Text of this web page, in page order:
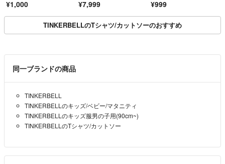
¥1,000 ¥7,999 ¥999
TINKERBELLのTシャツ/カットソーのおすすめ
同一ブランドの商品
TINKERBELL
TINKERBELLのキッズ/ベビー/マタニティ
TINKERBELLのキッズ服男の子用(90cm~)
TINKERBELLのTシャツ/カットソー